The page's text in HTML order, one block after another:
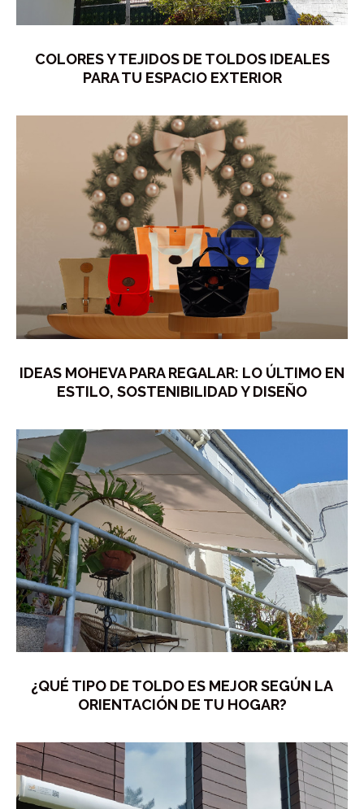
COLORES Y TEJIDOS DE TOLDOS IDEALES
PARA TU ESPACIO EXTERIOR
IDEAS MOHEVA PARA REGALAR: LO ÚLTIMO EN
ESTILO, SOSTENIBILIDAD Y DISEÑO
¿QUÉ TIPO DE TOLDO ES MEJOR SEGÚN LA
ORIENTACIÓN DE TU HOGAR?